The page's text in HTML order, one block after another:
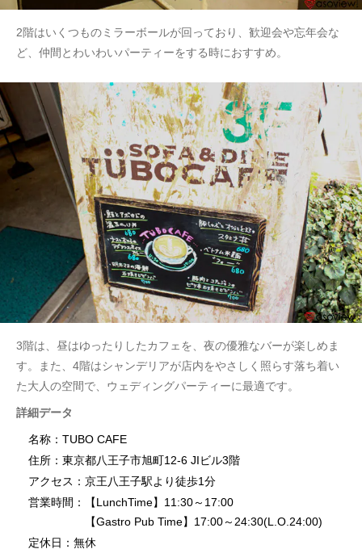
2階はいくつものミラーボールが回っており、歓迎会や忘年会な
ど、仲間とわいわいパーティーをする時におすすめ。
3階は、昼はゆったりしたカフェを、夜の優雅なバーが楽しめま
す。また、4階はシャンデリアが店内をやさしく照らす落ち着い
た大人の空間で、ウェディングパーティーに最適です。
詳細データ
名称：TUBO CAFE
住所：東京都八王子市旭町12-6 JIビル3階
アクセス：京王八王子駅より徒歩1分
営業時間：【LunchTime】11:30～17:00
【Gastro Pub Time】17:00～24:30(L.O.24:00)
定休日：無休